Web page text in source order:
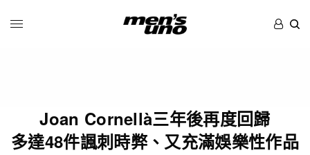
Joan Cornellà三年後再度回歸
多達48件諷刺時弊、又充滿娛樂性作品